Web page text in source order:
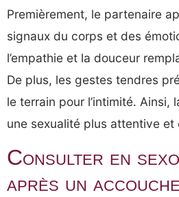
Premièrement, le partenaire
signaux du corps et des
l’empathie et la douceur
De plus, les gestes tendres
le terrain pour l’intimité. Ainsi,
une sexualité plus attentive et
Consulter en
après un